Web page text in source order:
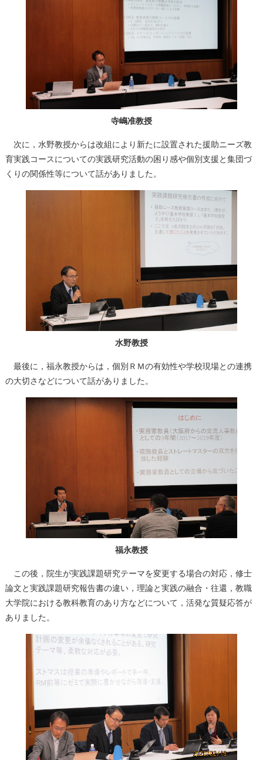
寺嶋准教授
次に，水野教授からは改組により新たに設置された援助ニーズ教
育実践コースについての実践研究活動の困り感や個別支援と集団づ
くりの関係性等について話がありました。
水野教授
最後に，福永教授からは，個別ＲＭの有効性や学校現場との連携
の大切さなどについて話がありました。
福永教授
この後，院生が実践課題研究テーマを変更する場合の対応，修士
論文と実践課題研究報告書の違い，理論と実践の融合・往還，教職
大学院における教科教育のあり方などについて，活発な質疑応答が
ありました。